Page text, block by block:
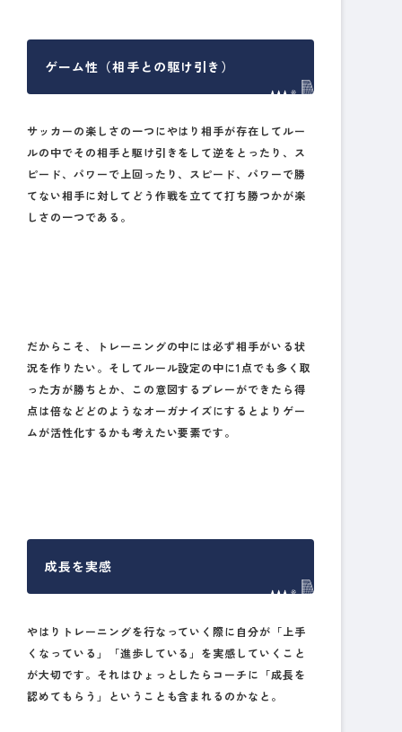
ゲーム性（相手との駆け引き）
サッカーの楽しさの一つにやはり相手が存在してルー
ルの中でその相手と駆け引きをして逆をとったり、ス
ピード、パワーで上回ったり、スピード、パワーで勝
てない相手に対してどう作戦を立てて打ち勝つかが楽
しさの一つである。
だからこそ、トレーニングの中には必ず相手がいる状
況を作りたい。そしてルール設定の中に1点でも多く取
った方が勝ちとか、この意図するプレーができたら得
点は倍などどのようなオーガナイズにするとよりゲー
ムが活性化するかも考えたい要素です。
成長を実感
やはりトレーニングを行なっていく際に自分が「上手
くなっている」「進歩している」を実感していくこと
が大切です。それはひょっとしたらコーチに「成長を
認めてもらう」ということも含まれるのかなと。